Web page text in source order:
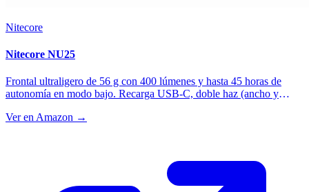
Nitecore
Nitecore NU25
Frontal ultraligero de 56 g con 400 lúmenes y hasta 45 horas de
autonomía en modo bajo. Recarga USB-C, doble haz (ancho y
entrada muy competitiva en peso para quien no necesita máxima
Ver en Amazon →